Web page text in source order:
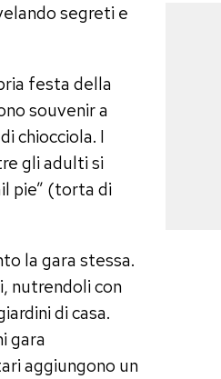
segreti e
festa della
souvenir a
chiocciola. I
gli adulti si
pie” (torta di
la gara stessa.
nutrendoli con
di casa.
gara
aggiungono un